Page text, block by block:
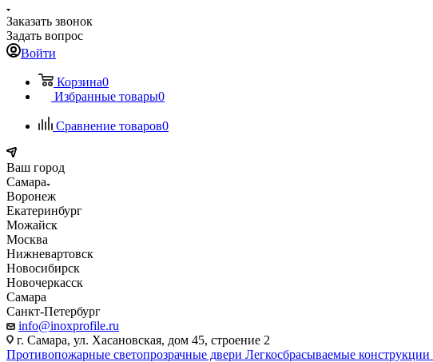
Заказать звонок
Задать вопрос
Войти
Корзина0
Избранные товары0
Сравнение товаров0
Ваш город
Самара
Воронеж
Екатеринбург
Можайск
Москва
Нижневартовск
Новосибирск
Новочеркасск
Самара
Санкт-Петербург
info@inoxprofile.ru
г. Самара, ул. Хасановская, дом 45, строение 2
Противопожарные светопрозрачные двери Легкосбрасываемые конструкции